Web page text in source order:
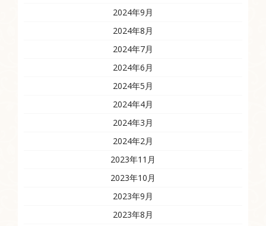
2024年9月
2024年8月
2024年7月
2024年6月
2024年5月
2024年4月
2024年3月
2024年2月
2023年11月
2023年10月
2023年9月
2023年8月